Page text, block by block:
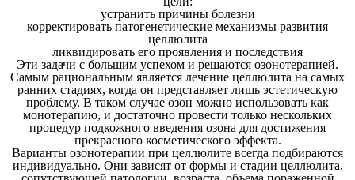
устранить причины болезни
корректировать патогенетические механизмы развития
целлюлита
ликвидировать его проявления и последствия
Эти задачи с большим успехом и решаются озонотерапией.
Самым рациональным является лечение целлюлита на самых
ранних стадиях, когда он представляет лишь эстетическую
проблему. В таком случае озон можно использовать как
монотерапию, и достаточно провести только нескольких
процедур подкожного введения озона для достижения
прекрасного косметического эффекта.
Варианты озонотерапии при целлюлите всегда подбираются
индивидуально. Они зависят от формы и стадии целлюлита,